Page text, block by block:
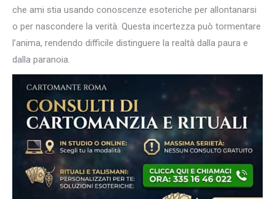
che ami stia usando conoscenze esoteriche per allontanarsi
o per nascondere la verità. Questa incertezza può tormentare
l’anima, rendendo difficile distinguere la realtà dalla paura e
dalla paranoia.